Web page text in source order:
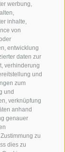
werbung,
inhalte,
von
entwicklung
daten zur
verhinderung
und
zum
und
verknüpfung
anhand
genauer
zu
dies zu